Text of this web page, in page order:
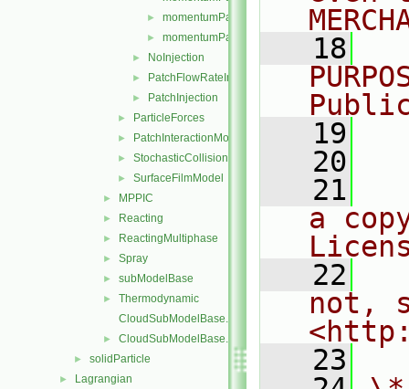
► momentumParcelInjectionDataIOList.C
► momentumParcelInjectionDataIOList.H
► NoInjection
► PatchFlowRateInjection
► PatchInjection
► ParticleForces
► PatchInteractionModel
► StochasticCollision
► SurfaceFilmModel
► MPPIC
► Reacting
► ReactingMultiphase
► Spray
► subModelBase
►
Thermodynamic
CloudSubModelBase.C
► CloudSubModelBase.H
► solidParticle
► Lagrangian
   18
   19
   20
   21
a
   22
not,
   23